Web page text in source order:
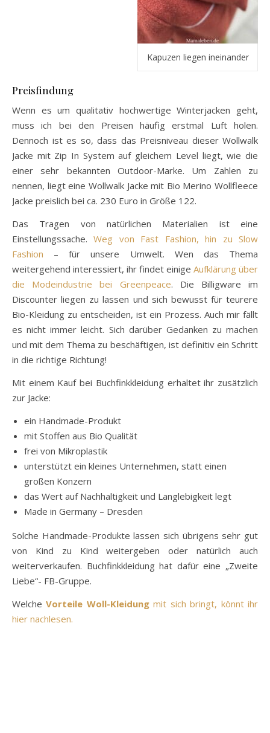
Kapuzen liegen ineinander
Preisfindung
Wenn es um qualitativ hochwertige Winterjacken geht,
muss ich bei den Preisen häufig erstmal Luft holen.
Dennoch ist es so, dass das Preisniveau dieser Wollwalk
Jacke mit Zip In System auf gleichem Level liegt, wie die
einer sehr bekannten Outdoor-Marke. Um Zahlen zu
nennen, liegt eine Wollwalk Jacke mit Bio Merino Wollfleece
Jacke preislich bei ca. 230 Euro in Größe 122.
Das Tragen von natürlichen Materialien ist eine
Einstellungssache.Weg von Fast Fashion, hin zu Slow
Fashion – für unsere Umwelt. Wen das Thema
weitergehend interessiert, ihr findet einige Aufklärung über
die Modeindustrie bei Greenpeace. Die Billigware im
Discounter liegen zu lassen und sich bewusst für teurere
Bio-Kleidung zu entscheiden, ist ein Prozess. Auch mir fällt
es nicht immer leicht. Sich darüber Gedanken zu machen
und mit dem Thema zu beschäftigen, ist definitiv ein Schritt
in die richtige Richtung!
Mit einem Kauf bei Buchfinkkleidung erhaltet ihr zusätzlich
zur Jacke:
ein Handmade-Produkt
mit Stoffen aus Bio Qualität
frei von Mikroplastik
unterstützt ein kleines Unternehmen, statt einen
großen Konzern
das Wert auf Nachhaltigkeit und Langlebigkeit legt
Made in Germany – Dresden
Solche Handmade-Produkte lassen sich übrigens sehr gut
von Kind zu Kind weitergeben oder natürlich auch
weiterverkaufen. Buchfinkkleidung hat dafür eine „Zweite
Liebe“- FB-Gruppe.
WelcheVorteile Woll-Kleidungmit sich bringt, könnt ihr
hier nachlesen.